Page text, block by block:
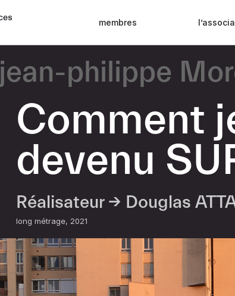
membres
jean-philippe
Comment
devenu
Réalisateur → Douglas
long métrage 2021